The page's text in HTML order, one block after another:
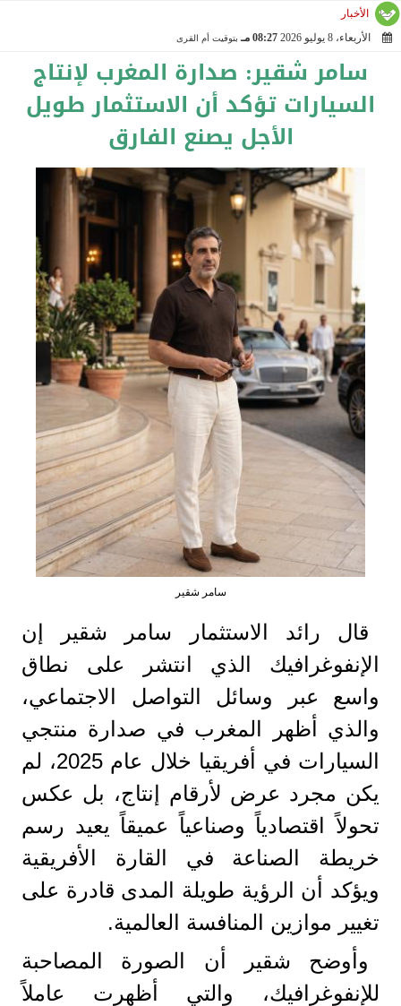
الأخبار
الأربعاء، 8 يوليو 2026
08:27 مـ بتوقيت أم القرى
سامر شقير: صدارة المغرب لإنتاج
السيارات تؤكد أن الاستثمار طويل
الأجل يصنع الفارق
سامر شقير
قال رائد الاستثمار سامر شقير إن
الإنفوغرافيك الذي انتشر على نطاق
واسع عبر وسائل التواصل الاجتماعي،
والذي أظهر المغرب في صدارة منتجي
السيارات في أفريقيا خلال عام 2025، لم
يكن مجرد عرض لأرقام إنتاج، بل عكس
تحولاً اقتصادياً وصناعياً عميقاً يعيد رسم
خريطة الصناعة في القارة الأفريقية
ويؤكد أن الرؤية طويلة المدى قادرة على
تغيير موازين المنافسة العالمية.
وأوضح شقير أن الصورة المصاحبة
للإنفوغرافيك، والتي أظهرت عاملاً